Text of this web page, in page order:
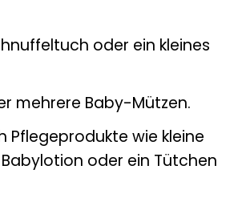
oder ein kleines
mehrere Baby-Mützen.
Pflegeprodukte wie kleine
oder ein Tütchen